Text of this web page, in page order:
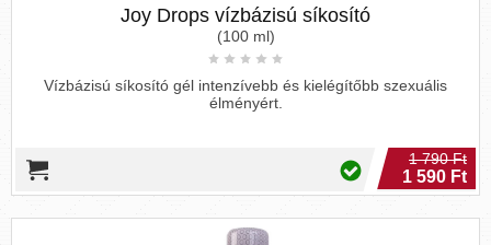
Joy Drops vízbázisú síkosító
(100 ml)
Vízbázisú síkosító gél intenzívebb és kielégítőbb szexuális
élményért.
1 790 Ft
1 590 Ft